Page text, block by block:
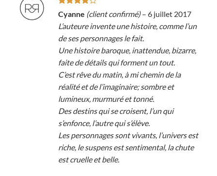
Note4
sur 5
Cyanne (client confirmé) – 6 juillet 2017
L’auteure invente une histoire, comme l’un
de ses personnages le fait.
Une histoire baroque, inattendue, bizarre,
faite de détails qui forment un tout.
C’est rêve du matin, à mi chemin de la
réalité et de l’imaginaire; sombre et
lumineux, murmuré et tonné.
Des destins qui se croisent, l’un qui
s’enfonce, l’autre qui s’élève.
Les personnages sont vivants, l’univers est
riche, le suspens est sentimental, la chute
est cruelle et belle.